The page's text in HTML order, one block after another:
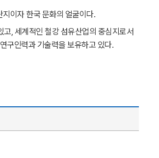
이자 한국 문화의 얼굴이다.
, 세계적인 철강 섬유산업의 중심지로서
구인력과 기술력을 보유하고 있다.